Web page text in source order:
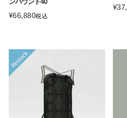
¥66,880税込
¥